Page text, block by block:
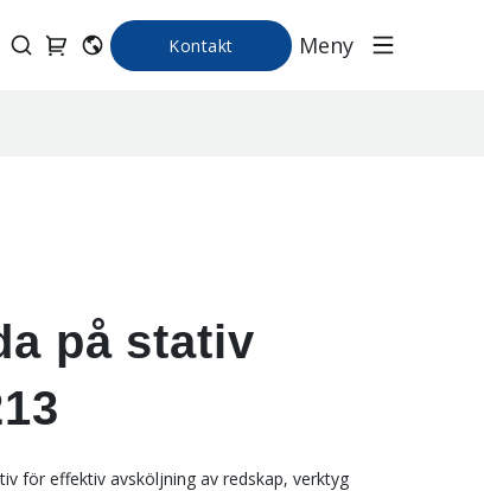
Kontakt Meny
på stativ
för effektiv avsköljning av redskap, verktyg